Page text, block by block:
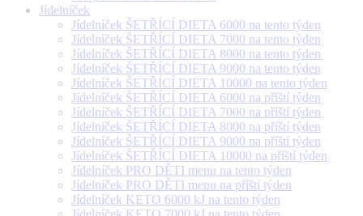
Jídelníček
Jídelníček ŠETŘÍCÍ DIETA 6000 na tento týden
Jídelníček ŠETŘÍCÍ DIETA 7000 na tento týden
Jídelníček ŠETŘÍCÍ DIETA 8000 na tento týden
Jídelníček ŠETŘÍCÍ DIETA 9000 na tento týden
Jídelníček ŠETŘÍCÍ DIETA 10000 na tento týden
Jídelníček ŠETŘÍCÍ DIETA 6000 na příští týden
Jídelníček ŠETŘÍCÍ DIETA 7000 na příští týden
Jídelníček ŠETŘÍCÍ DIETA 8000 na příští týden
Jídelníček ŠETŘÍCÍ DIETA 9000 na příští týden
Jídelníček ŠETŘÍCÍ DIETA 10000 na příští týden
Jídelníček PRO DĚTI menu na tento týden
Jídelníček PRO DĚTI menu na příští týden
Jídelníček KETO 6000 kJ na tento týden